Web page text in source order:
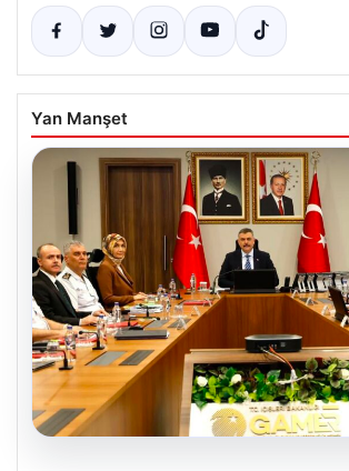
Yan Manşet